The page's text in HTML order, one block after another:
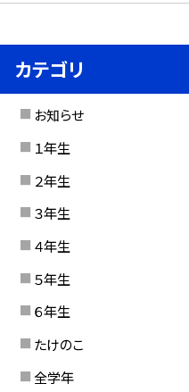
カテゴリ
お知らせ
１年生
２年生
３年生
４年生
５年生
６年生
たけのこ
全学年